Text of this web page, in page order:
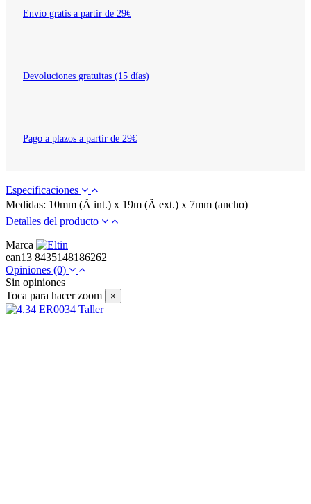
Envío gratis a partir de 29€
Devoluciones gratuitas (15 días)
Pago a plazos a partir de 29€
Especificaciones
Medidas: 10mm (Ã int.) x 19m (Ã ext.) x 7mm (ancho)
Detalles del producto
Marca
ean13 8435148186262
Opiniones (0)
Sin opiniones
Toca para hacer zoom
×